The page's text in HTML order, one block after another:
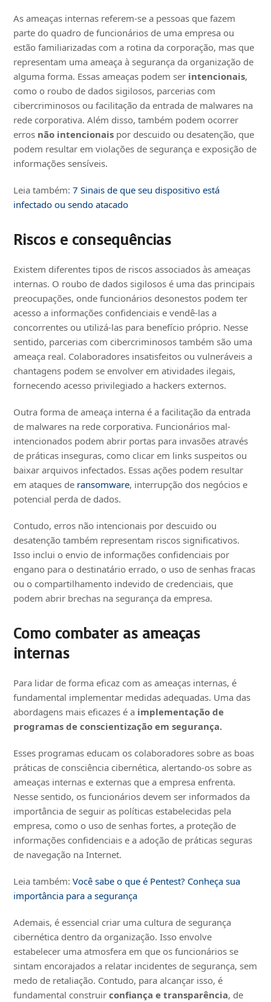
As ameaças internas referem-se a pessoas que fazem
parte do quadro de funcionários de uma empresa ou
estão familiarizadas com a rotina da corporação, mas que
representam uma ameaça à segurança da organização de
alguma forma. Essas ameaças podem ser intencionais,
como o roubo de dados sigilosos, parcerias com
cibercriminosos ou facilitação da entrada de malwares na
rede corporativa. Além disso, também podem ocorrer
erros não intencionais por descuido ou desatenção, que
podem resultar em violações de segurança e exposição de
informações sensíveis.
Leia também:7 Sinais de que seu dispositivo está
infectado ou sendo atacado
Riscos e consequências
Existem diferentes tipos de riscos associados às ameaças
internas. O roubo de dados sigilosos é uma das principais
preocupações, onde funcionários desonestos podem ter
acesso a informações confidenciais e vendê-las a
concorrentes ou utilizá-las para benefício próprio. Nesse
sentido, parcerias com cibercriminosos também são uma
ameaça real. Colaboradores insatisfeitos ou vulneráveis a
chantagens podem se envolver em atividades ilegais,
fornecendo acesso privilegiado a hackers externos.
Outra forma de ameaça interna é a facilitação da entrada
de malwares na rede corporativa. Funcionários mal-
intencionados podem abrir portas para invasões através
de práticas inseguras, como clicar em links suspeitos ou
baixar arquivos infectados. Essas ações podem resultar
em ataques de ransomware, interrupção dos negócios e
potencial perda de dados.
Contudo, erros não intencionais por descuido ou
desatenção também representam riscos significativos.
Isso inclui o envio de informações confidenciais por
engano para o destinatário errado, o uso de senhas fracas
ou o compartilhamento indevido de credenciais, que
podem abrir brechas na segurança da empresa.
Como combater as ameaças
internas
Para lidar de forma eficaz com as ameaças internas, é
fundamental implementar medidas adequadas. Uma das
abordagens mais eficazes é a implementação de
programas de conscientização em segurança.
Esses programas educam os colaboradores sobre as boas
práticas de consciência cibernética, alertando-os sobre as
ameaças internas e externas que a empresa enfrenta.
Nesse sentido, os funcionários devem ser informados da
importância de seguir as políticas estabelecidas pela
empresa, como o uso de senhas fortes, a proteção de
informações confidenciais e a adoção de práticas seguras
de navegação na Internet.
Leia também:Você sabe o que é Pentest? Conheça sua
importância para a segurança
Ademais, é essencial criar uma cultura de segurança
cibernética dentro da organização. Isso envolve
estabelecer uma atmosfera em que os funcionários se
sintam encorajados a relatar incidentes de segurança, sem
medo de retaliação. Contudo, para alcançar isso, é
fundamental construirconfiança e transparência, de